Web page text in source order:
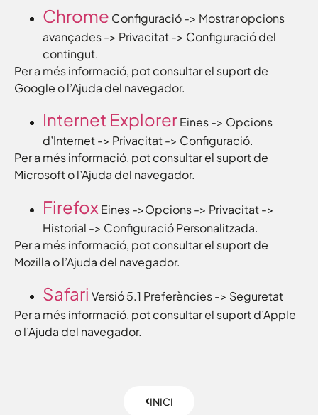
Chrome Configuració -> Mostrar opcions
avançades -> Privacitat -> Configuració del
contingut.
Per a més informació, pot consultar el suport de
Google o l’Ajuda del navegador.
Internet ExplorerEines -> Opcions
d’Internet -> Privacitat -> Configuració.
Per a més informació, pot consultar el suport de
Microsoft o l’Ajuda del navegador.
FirefoxEines ->Opcions -> Privacitat ->
Historial -> Configuració Personalitzada.
Per a més informació, pot consultar el suport de
Mozilla o l’Ajuda del navegador.
Safari Versió 5.1 Preferències -> Seguretat
Per a més informació, pot consultar el suport d’Apple
o l’Ajuda del navegador.
INICI